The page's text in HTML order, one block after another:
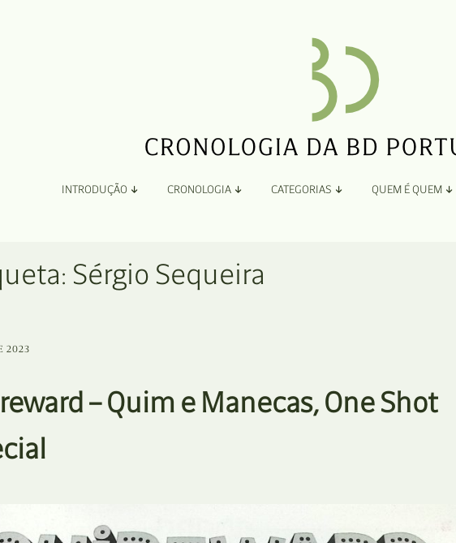
INTRODUÇÃO
Organização
CRONOLOGIA CATEGORIAS QUEM É QUEM
Sérgio Sequeira
2023
– Quim e Manecas, One Shot